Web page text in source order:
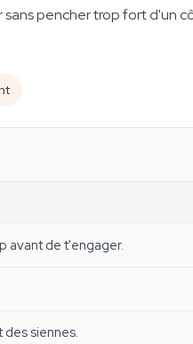
pencher trop fort d'un
avant de t'engager.
siennes.